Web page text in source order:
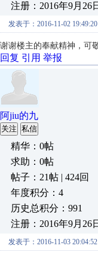
注册：2016年9月26
发表于：2016-11-02 19:49:20
谢谢楼主的奉献精神，可
回复 引用 举报
阿jiu的九
关注 私信
精华：0帖
求助：0帖
帖子：21帖 | 424回
年度积分：4
历史总积分：991
注册：2016年9月26
发表于：2016-11-03 20:04:52